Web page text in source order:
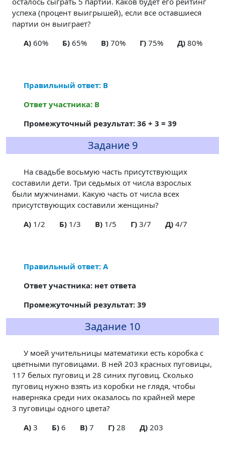
успеха (процент выигрышей), если все оставшиеся
партии он выиграет?
A)60% Б)65% В)70% Г)75% Д)80%
Правильный ответ: В
Ответ участника: В
Промежуточный результат: 36 + 3 = 39
Задание 9
На свадьбе восьмую часть присутствующих
составили дети. Три седьмых от числа взрослых
были мужчинами. Какую часть от числа всех
присутствующих составили женщины?
A)1/2 Б)1/3 В)1/5 Г)3/7 Д)4/7
Правильный ответ: А
Ответ участника: нет ответа
Промежуточный результат: 39
Задание 10
У моей учительницы математики есть коробка с
цветными пуговицами. В ней 203 красных пуговицы,
117 белых пуговиц и 28 синих пуговиц. Сколько
пуговиц нужно взять из коробки не глядя, чтобы
наверняка среди них оказалось по крайней мере
3 пуговицы одного цвета?
A)3 Б)6 В)7 Г)28 Д)203